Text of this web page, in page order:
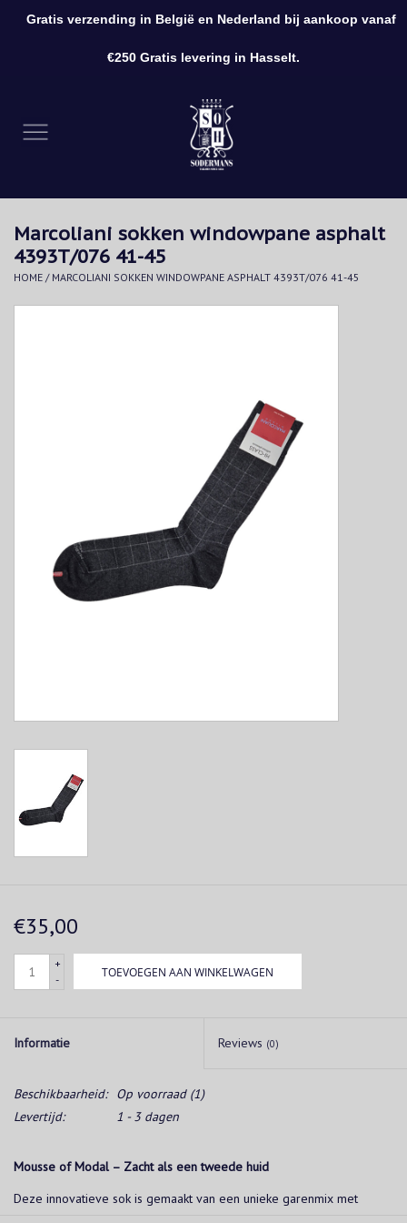
Kleding
Accessoires
Marcoliani sokken windowpane asphalt
4393T/076 41-45
HOME / MARCOLIANI SOKKEN WINDOWPANE ASPHALT 4393T/076 41-45
€35,00
+
-
TOEVOEGEN AAN WINKELWAGEN
Informatie Reviews (0)
Beschikbaarheid: Op voorraad(1)
Levertijd:
1 - 3 dagen
Mousse of Modal – Zacht als een tweede huid
Deze innovatieve sok is gemaakt van een unieke garenmix met
Gratis verzending in België en Nederland bij aankoop vanaf
€250 Gratis levering in Hasselt.